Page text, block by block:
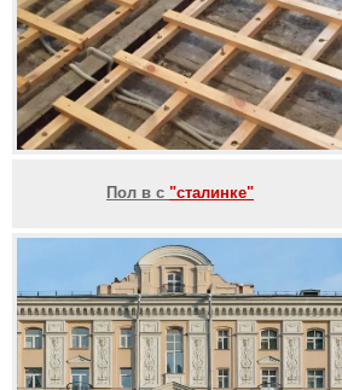
Пол в с "сталинке"